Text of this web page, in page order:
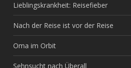
Lieblingskrankheit: Reisefieber
Nach der Reise ist vor der Reise
Oma im Orbit
Sehnsucht nach Überall